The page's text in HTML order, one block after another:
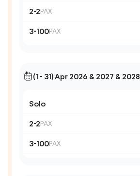
2-2PAX
3-100PAX
(1 - 31) Apr 2026 & 2027 & 2028
Solo
2-2PAX
3-100PAX